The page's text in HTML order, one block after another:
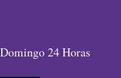
24 Horas